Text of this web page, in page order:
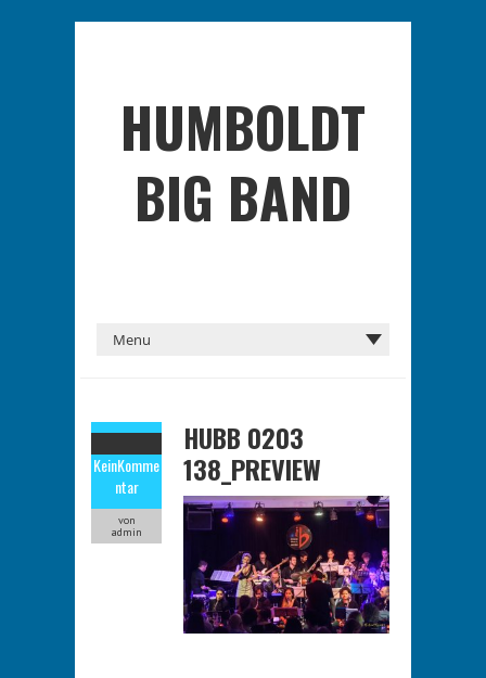
HUMBOLDT
BIG BAND
KeinKomme
ntar
von
admin
HUBB 0203
138_PREVIEW